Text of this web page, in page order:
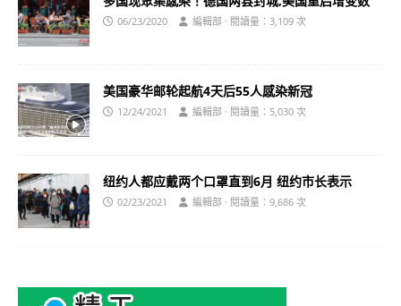
06/23/2020 編輯部 · 閱讀量：3,109 次
美国豪华邮轮起航4天后55人感染新冠
12/24/2021 編輯部 · 閱讀量：5,030 次
纽约人都应戴两个口罩直到6月 纽约市长表示
02/23/2021 編輯部 · 閱讀量：9,686 次